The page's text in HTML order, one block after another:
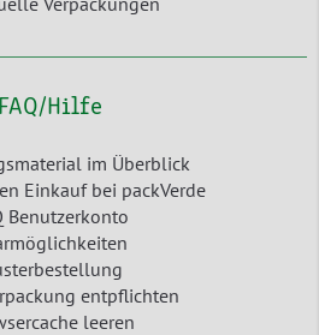
FAQ/Hilfe
im Überblick
Einkauf bei packVerde
Benutzerkonto
entpflichten
leeren